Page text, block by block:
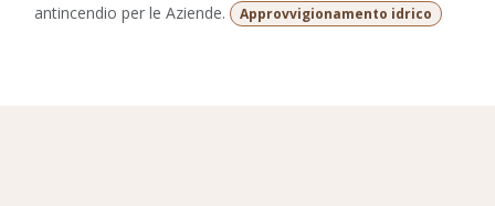
antincendio per le Aziende.
Approvvigionamento idrico